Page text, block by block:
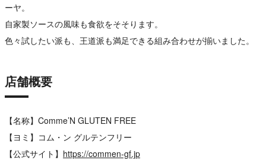
ーヤ。
自家製ソースの風味も食欲をそそります。
色々試したい派も、王道派も満足できる組み合わせが揃いました。
店舗概要
【名称】Comme’N GLUTEN FREE
【ヨミ】コム・ン グルテンフリー
【公式サイト】 https://commen-gf.jp